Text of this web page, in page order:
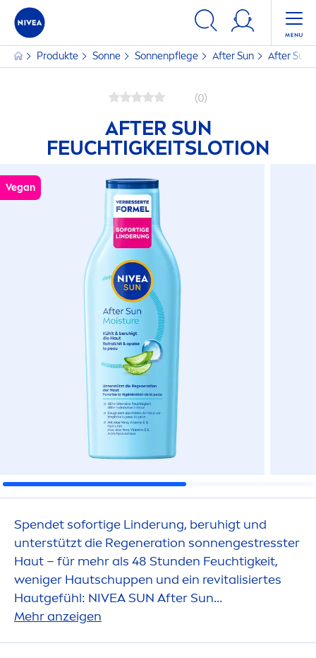
Produkte Sonne Sonnenpflege AfterSun AfterSun
(0)
AFTER SUN
FEUCHTIGKEITSLOTION
Vegan
Spendet sofortige Linderung, beruhigt und
unterstützt die Regeneration sonnengestresster
Haut – für mehr als 48 Stunden Feuchtigkeit,
weniger Hautschuppen und ein revitalisiertes
Hautgefühl: NIVEASUN AfterSun
Feuchtigkeitslotion.
Mehr anzeigen